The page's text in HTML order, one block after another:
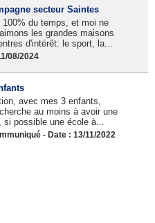
secteur Saintes
du temps, et moi ne
les grandes maisons
d'intérêt: le sport, la...
08/2024
avec mes 3 enfants,
au moins à avoir une
si possible une école à...
- Date : 13/11/2022